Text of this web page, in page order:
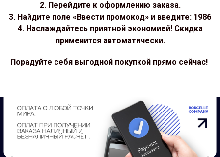
2. Перейдите к оформлению заказа.
3. Найдите поле «Ввести промокод» и введите: 1986
4. Наслаждайтесь приятной экономией! Скидка
применится автоматически.
Порадуйте себя выгодной покупкой прямо сейчас!